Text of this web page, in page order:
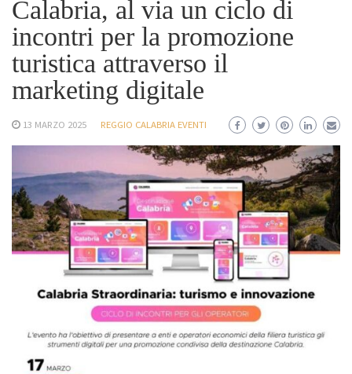
Calabria, al via un ciclo di
incontri per la promozione
turistica attraverso il
marketing digitale
13 MARZO 2025 REGGIO CALABRIA EVENTI